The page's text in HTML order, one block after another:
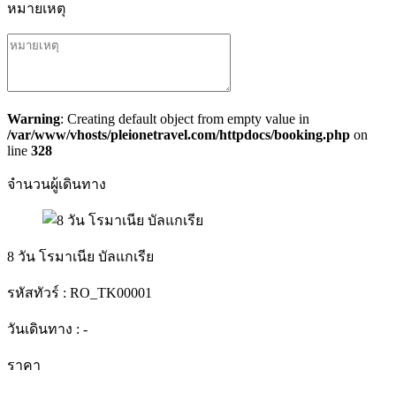
หมายเหตุ
Warning: Creating default object from empty value in
/var/www/vhosts/pleionetravel.com/httpdocs/booking.php on
line 328
จำนวนผู้เดินทาง
8 วัน โรมาเนีย บัลแกเรีย
รหัสทัวร์ : RO_TK00001
วันเดินทาง : -
ราคา